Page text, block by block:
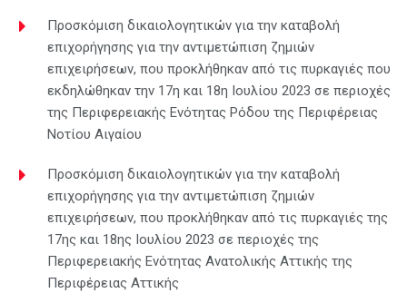
Προσκόμιση δικαιολογητικών για την καταβολή
επιχορήγησης για την αντιμετώπιση ζημιών
επιχειρήσεων, που προκλήθηκαν από τις πυρκαγιές που
εκδηλώθηκαν την 17η και 18η Ιουλίου 2023 σε περιοχές
της Περιφερειακής Ενότητας Ρόδου της Περιφέρειας
Νοτίου Αιγαίου
Προσκόμιση δικαιολογητικών για την καταβολή
επιχορήγησης για την αντιμετώπιση ζημιών
επιχειρήσεων, που προκλήθηκαν από τις πυρκαγιές της
17ης και 18ης Ιουλίου 2023 σε περιοχές της
Περιφερειακής Ενότητας Ανατολικής Αττικής της
Περιφέρειας Αττικής